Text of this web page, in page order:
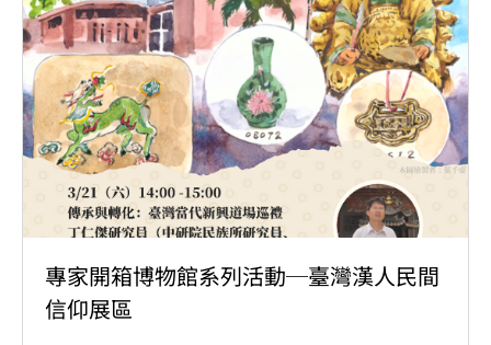
專家開箱博物館系列活動─臺灣漢人民間
信仰展區